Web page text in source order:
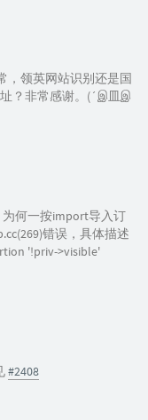
，领英网站识别还是国
？非常感谢。(´இ皿இ
为何一按import导入订
错误，具体描述
'!priv->visible'
#2408